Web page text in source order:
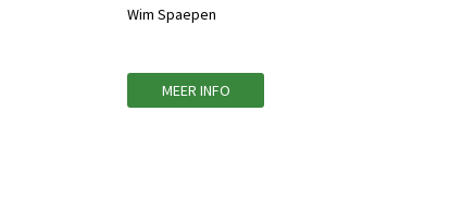
Wim Spaepen
MEER INFO